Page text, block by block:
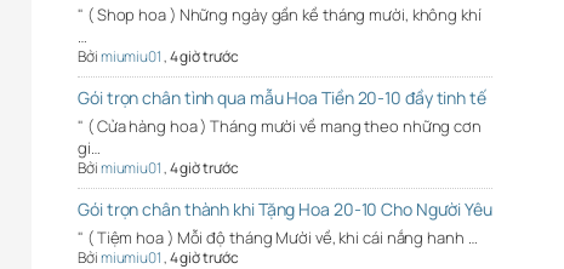
" ( Shop hoa ) Những ngày gần kề tháng mười, không khí
…
Bởimiumiu01,4 giờ trước
Gói trọn chân tình qua mẫu Hoa Tiền 20-10 đầy tinh tế
" ( Cửa hàng hoa ) Tháng mười về mang theo những cơn
gi…
Bởimiumiu01,4 giờ trước
Gói trọn chân thành khi Tặng Hoa 20-10 Cho Người Yêu
" ( Tiệm hoa ) Mỗi độ tháng Mười về, khi cái nắng hanh …
Bởimiumiu01,4 giờ trước